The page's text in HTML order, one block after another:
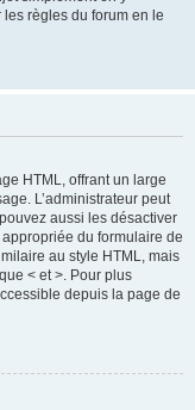
règles du forum en le
HTML, offrant un large
L’administrateur peut
aussi les désactiver
du formulaire de
au style HTML, mais
< et >. Pour plus
depuis la page de